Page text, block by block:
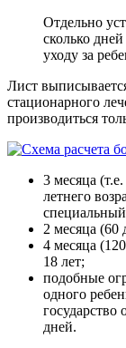
Отдельно
сколько
уходу за
Лист
стационарного
производиться
3 месяца
летнего
2 месяца (60
4 месяца
18 лет;
подобные
одного
государство
дней.